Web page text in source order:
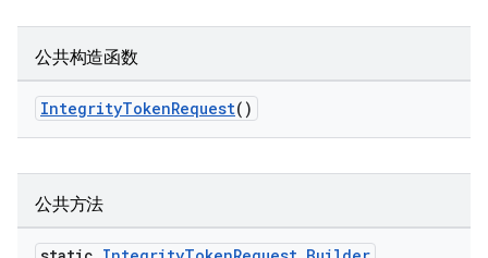
公共构造函数
IntegrityTokenRequest()
公共方法